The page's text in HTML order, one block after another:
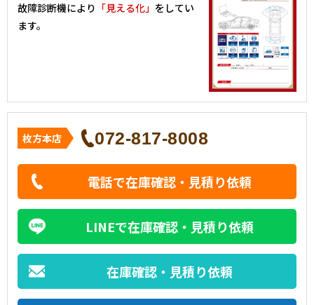
故障診断機により 「見える化」 をしてい
ます。
枚方本店 072-817-8008
電話で在庫確認・見積り依頼
LINEで在庫確認・見積り依頼
在庫確認・見積り依頼